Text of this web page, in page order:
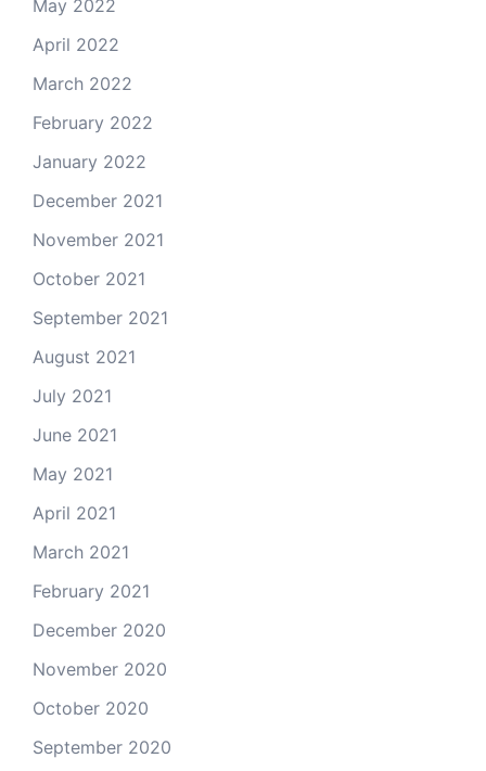
May 2022
April 2022
March 2022
February 2022
January 2022
December 2021
November 2021
October 2021
September 2021
August 2021
July 2021
June 2021
May 2021
April 2021
March 2021
February 2021
December 2020
November 2020
October 2020
September 2020